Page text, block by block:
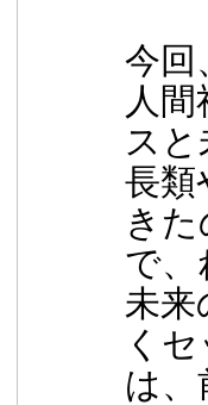
今回
人
ス
⻑類
き
で、
未来
く
は、